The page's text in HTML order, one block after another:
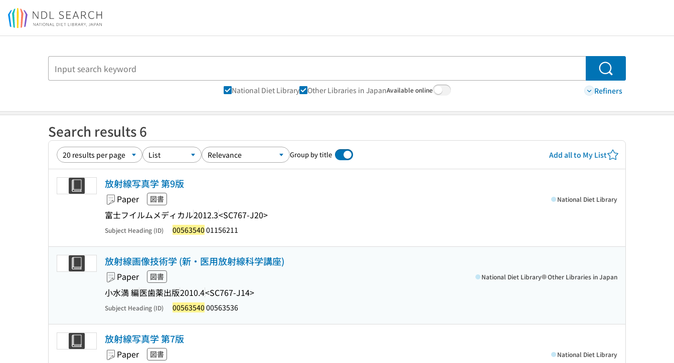
Jump to main content
Search
National Diet Library Other Libraries in JapanAvailable online Refiners
Search results 6
Group by title Add all to My List
放射線写真学 第9版
Paper 図書
富士フイルムメディカル2012.3<SC767-J20>
National Diet Library
Subject Heading (ID) 00563540 01156211
放射線画像技術学 (新・医用放射線科学講座)
Paper 図書
小水満 編医歯薬出版2010.4<SC767-J14>
National Diet Library Other Libraries in Japan
Subject Heading (ID) 00563540 00563536
放射線写真学 第7版
Paper 図書 National Diet Library